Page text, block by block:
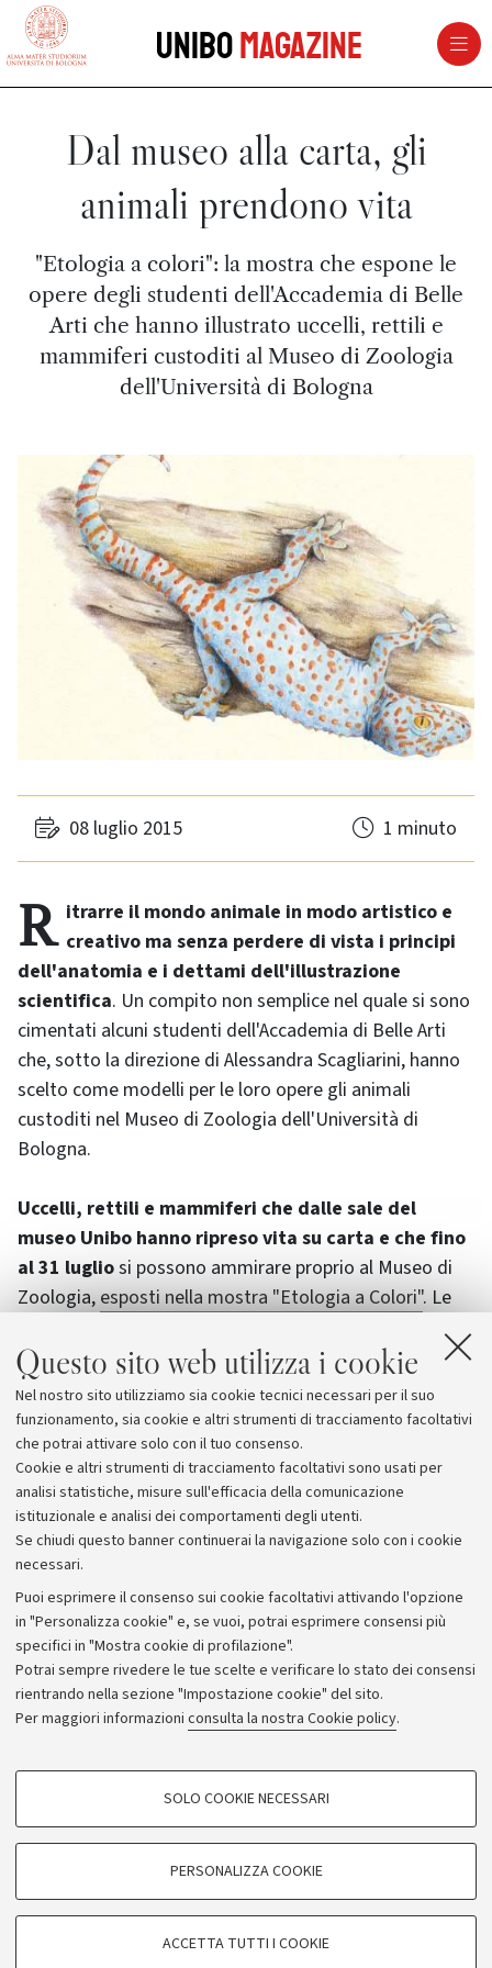
Questo sito web utilizza i cookie
Nel nostro sito utilizziamo sia cookie tecnici necessari per il suo
funzionamento, sia cookie e altri strumenti di tracciamento facoltativi
che potrai attivare solo con il tuo consenso.
Cookie e altri strumenti di tracciamento facoltativi sono usati per
analisi statistiche, misure sull'efficacia della comunicazione
istituzionale e analisi dei comportamenti degli utenti.
Se chiudi questo banner continuerai la navigazione solo con i cookie
necessari.
Puoi esprimere il consenso sui cookie facoltativi attivando l'opzione
in "Personalizza cookie" e, se vuoi, potrai esprimere consensi più
specifici in "Mostra cookie di profilazione".
Potrai sempre rivedere le tue scelte e verificare lo stato dei consensi
rientrando nella sezione "Impostazione cookie" del sito.
Per maggiori informazioni consulta la nostra Cookie policy.
COOKIE DI PROFILAZIONE - FACOLTATIVI
COOKIE TECNICI - NECESSARI
SOLO COOKIE NECESSARI
PERSONALIZZA COOKIE
ACCETTA TUTTI I COOKIE
vai al contenuto della pagina
UniboMagazine
Dal museo alla carta, gli
animali prendono vita
"Etologia a colori": la mostra che espone le
opere degli studenti dell'Accademia di Belle
Arti che hanno illustrato uccelli, rettili e
mammiferi custoditi al Museo di Zoologia
dell'Università di Bologna
08 luglio 2015 1 minuto
Ritrarre il mondo animale in modo artistico e creativo ma senza perdere di vista i principi
dell'anatomia e i dettami dell'illustrazione
scientifica. Un compito non semplice nel quale si sono
cimentati alcuni studenti dell'Accademia di Belle Arti
che, sotto la direzione di Alessandra Scagliarini, hanno
scelto come modelli per le loro opere gli animali
custoditi nel Museo di Zoologia dell'Università di
Bologna.
Uccelli, rettili e mammiferi che dalle sale del
museo Unibo hanno ripreso vita su carta e che fino
al 31 lugliosi possono ammirare proprio al Museo di
Zoologia, esposti nella mostra "Etologia a Colori". Le
opere esposte sono di Edith Canetta, Giulia Fruzzetti,
Chiara Martinelli, Alessandra Nardotto, Vincenza
Nardulli, Silvia Negri, Danilo Rečevic, Giulia Sollai, Emma
Lidia Squillari, Martina Tonello, Silvia Vinciguerra, Ziyou
Wang, Xiaoting Yang.
Archivio
Comunicati stampa
Redazione
Rassegna stampa
© Copyright 2026 - ALMA MATER STUDIORUM - Università di
Bologna - Via Zamboni, 33 - 40126 Bologna - PI: 01131710376 -
CF: 80007010376